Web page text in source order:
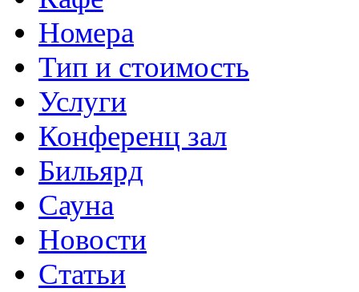
Номера
Тип и стоимость
Услуги
Конференц зал
Бильярд
Сауна
Новости
Статьи